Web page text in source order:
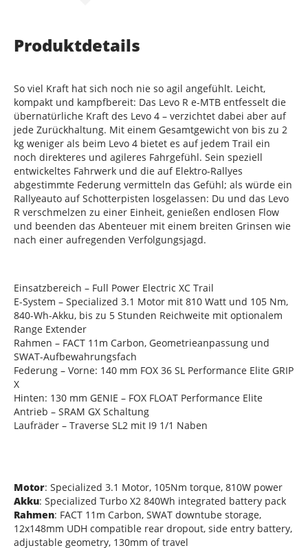
Produktdetails
So viel Kraft hat sich noch nie so agil angefühlt. Leicht,
kompakt und kampfbereit: Das Levo R e-MTB entfesselt die
übernatürliche Kraft des Levo 4 – verzichtet dabei aber auf
jede Zurückhaltung. Mit einem Gesamtgewicht von bis zu 2
kg weniger als beim Levo 4 bietet es auf jedem Trail ein
noch direkteres und agileres Fahrgefühl. Sein speziell
entwickeltes Fahrwerk und die auf Elektro-Rallyes
abgestimmte Federung vermitteln das Gefühl; als würde ein
Rallyeauto auf Schotterpisten losgelassen: Du und das Levo
R verschmelzen zu einer Einheit, genießen endlosen Flow
und beenden das Abenteuer mit einem breiten Grinsen wie
nach einer aufregenden Verfolgungsjagd.
Einsatzbereich – Full Power Electric XC Trail
E-System – Specialized 3.1 Motor mit 810 Watt und 105 Nm,
840-Wh-Akku, bis zu 5 Stunden Reichweite mit optionalem
Range Extender
Rahmen – FACT 11m Carbon, Geometrieanpassung und
SWAT-Aufbewahrungsfach
Federung – Vorne: 140 mm FOX 36 SL Performance Elite GRIP
X
Hinten: 130 mm GENIE – FOX FLOAT Performance Elite
Antrieb – SRAM GX Schaltung
Laufräder – Traverse SL2 mit I9 1/1 Naben
Motor: Specialized 3.1 Motor, 105Nm torque, 810W power
Akku: Specialized Turbo X2 840Wh integrated battery pack
Rahmen: FACT 11m Carbon, SWAT downtube storage,
12x148mm UDH compatible rear dropout, side entry battery,
adjustable geometry, 130mm of travel